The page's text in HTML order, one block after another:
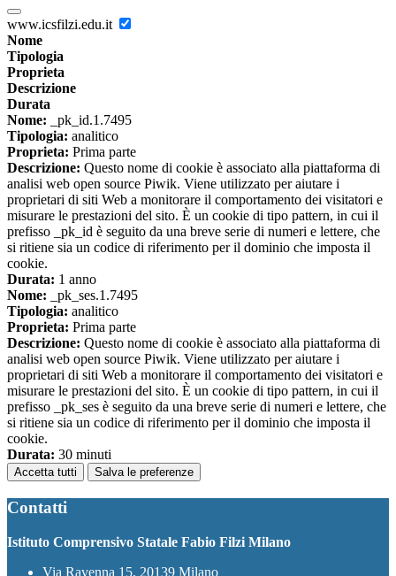
www.icsfilzi.edu.it
Nome
Tipologia
Proprieta
Descrizione
Durata
Nome: _pk_id.1.7495
Tipologia: analitico
Proprieta: Prima parte
Descrizione: Questo nome di cookie è associato alla piattaforma di
analisi web open source Piwik. Viene utilizzato per aiutare i
proprietari di siti Web a monitorare il comportamento dei visitatori e
misurare le prestazioni del sito. È un cookie di tipo pattern, in cui il
prefisso _pk_id è seguito da una breve serie di numeri e lettere, che
si ritiene sia un codice di riferimento per il dominio che imposta il
cookie.
Durata: 1 anno
Nome: _pk_ses.1.7495
Tipologia: analitico
Proprieta: Prima parte
Descrizione: Questo nome di cookie è associato alla piattaforma di
analisi web open source Piwik. Viene utilizzato per aiutare i
proprietari di siti Web a monitorare il comportamento dei visitatori e
misurare le prestazioni del sito. È un cookie di tipo pattern, in cui il
prefisso _pk_ses è seguito da una breve serie di numeri e lettere, che
si ritiene sia un codice di riferimento per il dominio che imposta il
cookie.
Durata: 30 minuti
Accetta tutti Salva le preferenze
Contatti
Istituto Comprensivo Statale Fabio Filzi Milano
Via Ravenna 15, 20139 Milano